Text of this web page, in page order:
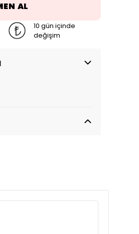
AL
10 gün içinde
değişim